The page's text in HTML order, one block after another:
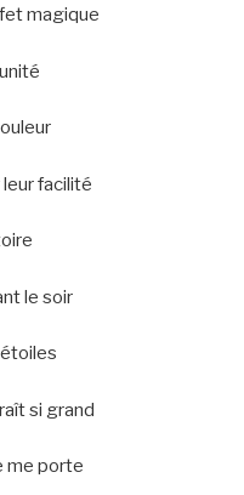
magique
facilité
le soir
si grand
me porte